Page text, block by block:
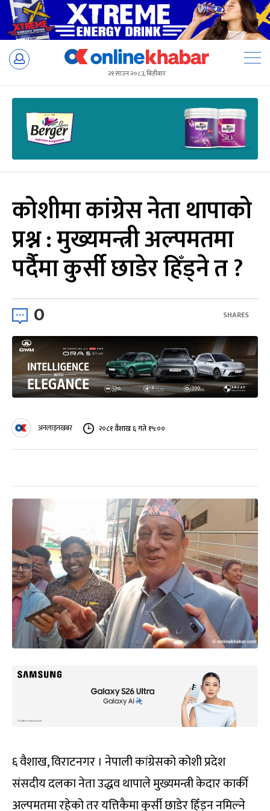
Skip
२१ साउन २०८३, बिहीबार
कोशीमा कांग्रेस नेता थापाको
प्रश्न : मुख्यमन्त्री अल्पमतमा
पर्दैैमा कुर्सी छाडेर हिँड्ने त ?
0 SHARES
अनलाइनखबर २०८१ वैशाख ६ गते १५:००
६ वैशाख, विराटनगर । नेपाली कांग्रेसको कोशी प्रदेश
संसदीय दलका नेता उद्धव थापाले मुख्यमन्त्री केदार कार्की
अल्पमतमा रहेको तर यत्तिकैमा कुर्सी छाडेर हिँड्न नमिल्ने